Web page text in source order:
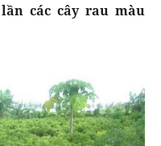
các cây rau màu